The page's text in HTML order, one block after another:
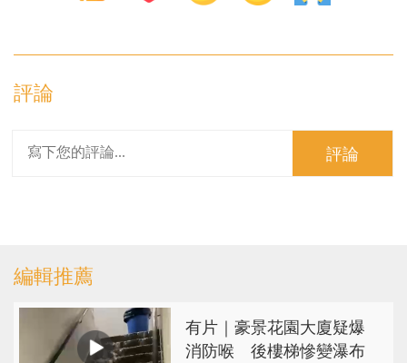
評論
評論
編輯推薦
有片｜豪景花園大廈疑爆
消防喉 後樓梯慘變瀑布